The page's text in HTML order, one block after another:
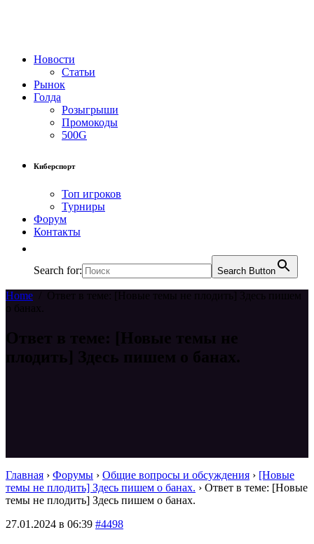
Новости
Статьи
Рынок
Голда
Розыгрыши
Промокоды
500G
Киберспорт
Топ игроков
Турниры
Форум
Контакты
Search for: Search Button
Home
Ответ в теме: [Новые темы не плодить] Здесь пишем
о банах.
Ответ в теме: [Новые темы не
плодить] Здесь пишем о банах.
Главная › Форумы › Общие вопросы и обсуждения › [Новые
темы не плодить] Здесь пишем о банах. › Ответ в теме: [Новые
темы не плодить] Здесь пишем о банах.
27.01.2024 в 06:39 #4498